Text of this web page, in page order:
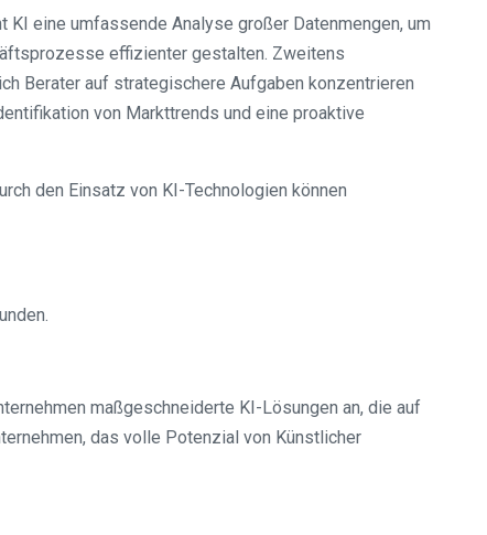
eine umfassende Analyse großer Datenmengen, um
effizienter gestalten. Zweitens
Berater auf strategischere Aufgaben konzentrieren
von Markttrends und eine proaktive
den Einsatz von KI-Technologien können
maßgeschneiderte KI-Lösungen an, die auf
das volle Potenzial von Künstlicher